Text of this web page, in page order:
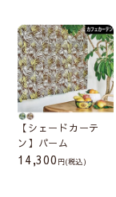
【シェードカーテ
ン】パーム
14,300 (税込)